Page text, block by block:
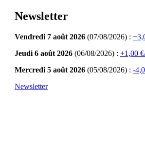
Newsletter
Vendredi 7 août 2026 (07/08/2026) :
Jeudi 6 août 2026 (06/08/2026) : +1,00
Mercredi 5 août 2026 (05/08/2026) : -
Newsletter